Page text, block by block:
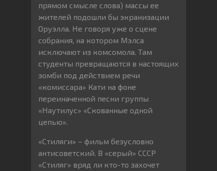
прямом смысле слова) массы ее
жителей подошли бы экранизации
Оруэлла. Не говоря уже о сцене
собрания, на котором Мэлса
исключают из комсомола. Там
студенты превращаются в настоящих
зомби под действием речи
«комиссара» Кати на фоне
переиначенной песни группы
«Наутилус» «Скованные одной
цепью».
«Стиляги» – фильм безусловно
антисоветский. В «серый» СССР
«Стиляг» вряд ли кто-то захочет